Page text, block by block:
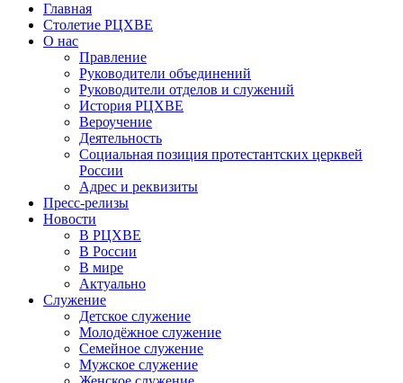
Главная
Столетие РЦХВЕ
О нас
Правление
Руководители объединений
Руководители отделов и служений
История РЦХВЕ
Вероучение
Деятельность
Социальная позиция протестантских церквей
России
Адрес и реквизиты
Пресс-релизы
Новости
В РЦХВЕ
В России
В мире
Актуально
Служение
Детское служение
Молодёжное служение
Семейное служение
Мужское служение